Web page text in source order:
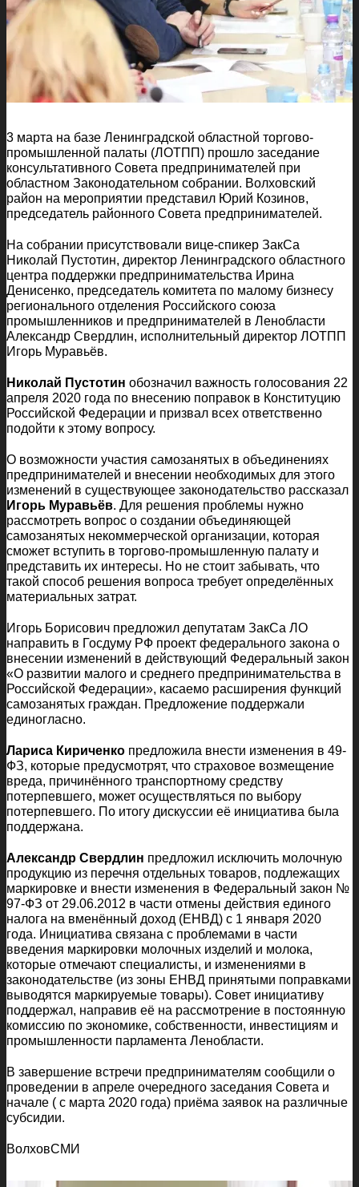
3 марта на базе Ленинградской областной торгово-
промышленной палаты (ЛОТПП) прошло заседание
консультативного Совета предпринимателей при
областном Законодательном собрании. Волховский
район на мероприятии представил Юрий Козинов,
председатель районного Совета предпринимателей.
На собрании присутствовали вице-спикер ЗакСа
Николай Пустотин, директор Ленинградского областного
центра поддержки предпринимательства Ирина
Денисенко, председатель комитета по малому бизнесу
регионального отделения Российского союза
промышленников и предпринимателей в Ленобласти
Александр Свердлин, исполнительный директор ЛОТПП
Игорь Муравьёв.
Николай Пустотин обозначил важность голосования 22
апреля 2020 года по внесению поправок в Конституцию
Российской Федерации и призвал всех ответственно
подойти к этому вопросу.
О возможности участия самозанятых в объединениях
предпринимателей и внесении необходимых для этого
изменений в существующее законодательство рассказал
Игорь Муравьёв. Для решения проблемы нужно
рассмотреть вопрос о создании объединяющей
самозанятых некоммерческой организации, которая
сможет вступить в торгово-промышленную палату и
представить их интересы. Но не стоит забывать, что
такой способ решения вопроса требует определённых
материальных затрат.
Игорь Борисович предложил депутатам ЗакСа ЛО
направить в Госдуму РФ проект федерального закона о
внесении изменений в действующий Федеральный закон
«О развитии малого и среднего предпринимательства в
Российской Федерации», касаемо расширения функций
самозанятых граждан. Предложение поддержали
единогласно.
Лариса Кириченко предложила внести изменения в 49-
ФЗ, которые предусмотрят, что страховое возмещение
вреда, причинённого транспортному средству
потерпевшего, может осуществляться по выбору
потерпевшего. По итогу дискуссии её инициатива была
поддержана.
Александр Свердлин предложил исключить молочную
продукцию из перечня отдельных товаров, подлежащих
маркировке и внести изменения в Федеральный закон №
97-ФЗ от 29.06.2012 в части отмены действия единого
налога на вменённый доход (ЕНВД) с 1 января 2020
года. Инициатива связана с проблемами в части
введения маркировки молочных изделий и молока,
которые отмечают специалисты, и изменениями в
законодательстве (из зоны ЕНВД принятыми поправками
выводятся маркируемые товары). Совет инициативу
поддержал, направив её на рассмотрение в постоянную
комиссию по экономике, собственности, инвестициям и
промышленности парламента Ленобласти.
В завершение встречи предпринимателям сообщили о
проведении в апреле очередного заседания Совета и
начале ( с марта 2020 года) приёма заявок на различные
субсидии.
ВолховСМИ